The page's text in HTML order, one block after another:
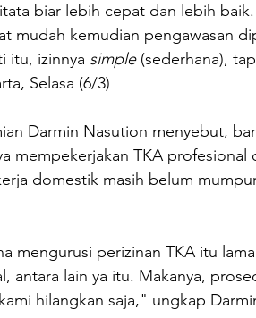
biar lebih cepat dan lebih
mudah kemudian pengawasan
itu, izinnya simple (sederhana),
Selasa (6/3)
mempekerjakan TKA profesional
domestik masih belum
mengurusi perizinan TKA itu
antara lain ya itu. Makanya,
hilangkan saja," ungkap